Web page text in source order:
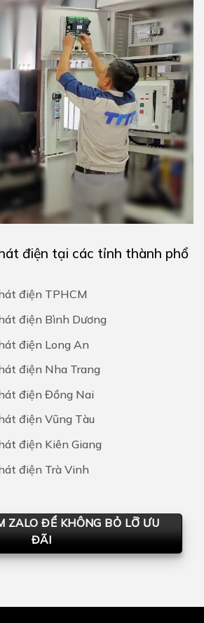
điện tại các tỉnh thành phổ
điện TPHCM
điện Bình Dương
điện Long An
điện Nha Trang
điện Đồng Nai
điện Vũng Tàu
điện Kiên Giang
điện Trà Vinh
ZALO ĐỂ KHÔNG BỎ LỠ ƯU
ĐÃI